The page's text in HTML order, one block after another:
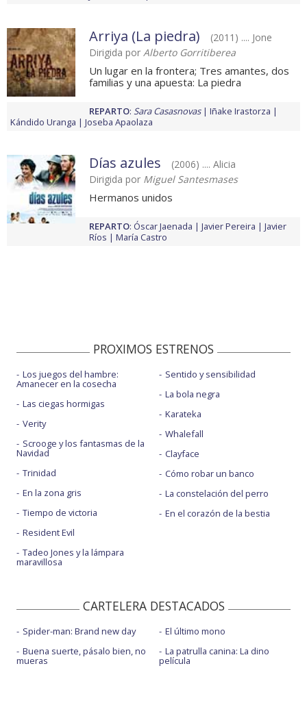
Arriya (La piedra)
(2011) .... Jone
Dirigida por Alberto Gorritiberea
Un lugar en la frontera; Tres amantes, dos
familias y una apuesta: La piedra
REPARTO: Sara Casasnovas
Iñake Irastorza
Kándido Uranga
Joseba Apaolaza
Días azules
(2006) .... Alicia
Dirigida por Miguel Santesmases
Hermanos unidos
REPARTO: Óscar Jaenada Javier Pereira
Javier
Ríos
María Castro
PROXIMOS ESTRENOS
Los juegos del hambre:
Amanecer en la cosecha
Las ciegas hormigas
Verity
Scrooge y los fantasmas de la
Navidad
Trinidad
En la zona gris
Tiempo de victoria
Resident Evil
Tadeo Jones y la lámpara
maravillosa
Sentido y sensibilidad
La bola negra
Karateka
Whalefall
Clayface
Cómo robar un banco
La constelación del perro
En el corazón de la bestia
CARTELERA DESTACADOS
Spider-man: Brand new day
Buena suerte, pásalo bien, no
mueras
El último mono
La patrulla canina: La dino
película